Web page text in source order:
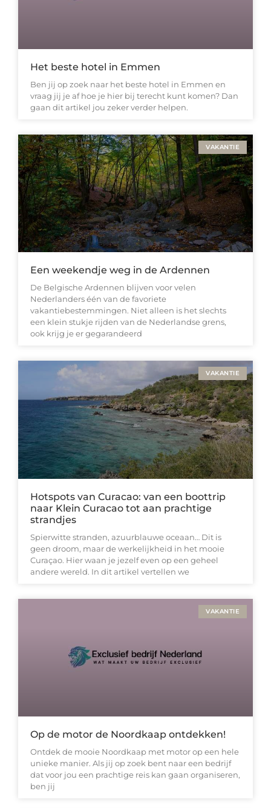
Het beste hotel in Emmen
Ben jij op zoek naar het beste hotel in Emmen en
vraag jij je af hoe je hier bij terecht kunt komen? Dan
gaan dit artikel jou zeker verder helpen.
VAKANTIE
Een weekendje weg in de Ardennen
De Belgische Ardennen blijven voor velen
Nederlanders één van de favoriete
vakantiebestemmingen. Niet alleen is het slechts
een klein stukje rijden van de Nederlandse grens,
ook krijg je er gegarandeerd
VAKANTIE
Hotspots van Curacao: van een boottrip
naar Klein Curacao tot aan prachtige
strandjes
Spierwitte stranden, azuurblauwe oceaan… Dit is
geen droom, maar de werkelijkheid in het mooie
Curaçao. Hier waan je jezelf even op een geheel
andere wereld. In dit artikel vertellen we
VAKANTIE
Op de motor de Noordkaap ontdekken!
Ontdek de mooie Noordkaap met motor op een hele
unieke manier. Als jij op zoek bent naar een bedrijf
dat voor jou een prachtige reis kan gaan organiseren,
ben jij